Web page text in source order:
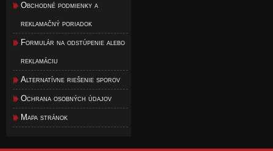
Obchodné podmienky a
reklamačný poriadok
Formulár na odstúpenie alebo
reklamáciu
Alternatívne riešenie sporov
Ochrana osobných údajov
Mapa stránok